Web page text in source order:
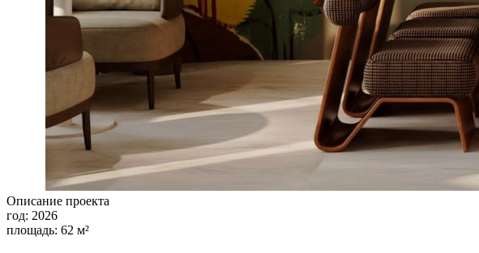
Описание проекта
год: 2026
площадь: 62 м²